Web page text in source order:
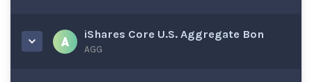
iShares Core U.S. Aggregate Bon
AGG